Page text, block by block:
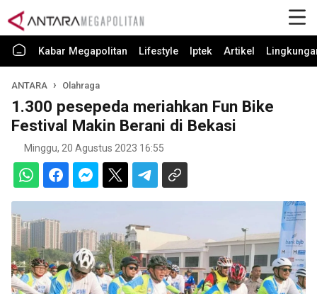
Kabar Megapolitan Lifestyle Iptek Artikel
ANTARA Olahraga
1.300 pesepeda meriahkan Fun Bike
Festival Makin Berani di Bekasi
Minggu, 20 Agustus 2023 16:55